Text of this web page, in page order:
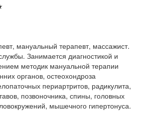
мануальный терапевт, массажист.
Занимается диагностикой и
методик мануальной терапии
органов, остеохондроза
периартритов, радикулита,
позвоночника, спины, головных
мышечного гипертонуса.